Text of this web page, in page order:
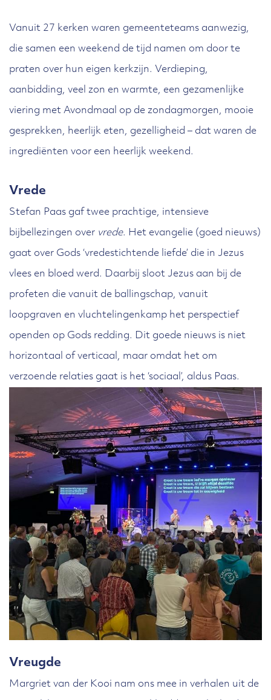
Vanuit 27 kerken waren gemeenteteams aanwezig,
die samen een weekend de tijd namen om door te
praten over hun eigen kerkzijn. Verdieping,
aanbidding, veel zon en warmte, een gezamenlijke
viering met Avondmaal op de zondagmorgen, mooie
gesprekken, heerlijk eten, gezelligheid – dat waren de
ingrediënten voor een heerlijk weekend.
Vrede
Stefan Paas gaf twee prachtige, intensieve
bijbellezingen over vrede. Het evangelie (goed nieuws)
gaat over Gods ‘vredestichtende liefde’ die in Jezus
vlees en bloed werd. Daarbij sloot Jezus aan bij de
profeten die vanuit de ballingschap, vanuit
loopgraven en vluchtelingenkamp het perspectief
openden op Gods redding. Dit goede nieuws is niet
horizontaal of verticaal, maar omdat het om
verzoende relaties gaat is het ‘sociaal’, aldus Paas.
Vreugde
Margriet van der Kooi nam ons mee in verhalen uit de